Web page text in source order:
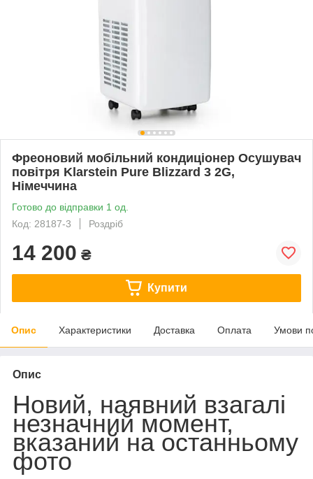
Фреоновий мобільний кондиціонер Осушувач
повітря Klarstein Pure Blizzard 3 2G,
Німеччина
Готово до відправки 1 од.
Код: 28187-3
Роздріб
14 200 ₴
Купити
Опис Характеристики Доставка Оплата Умови
Опис
Новий, наявний взагалі
незначний момент,
вказаний на останньому
фото